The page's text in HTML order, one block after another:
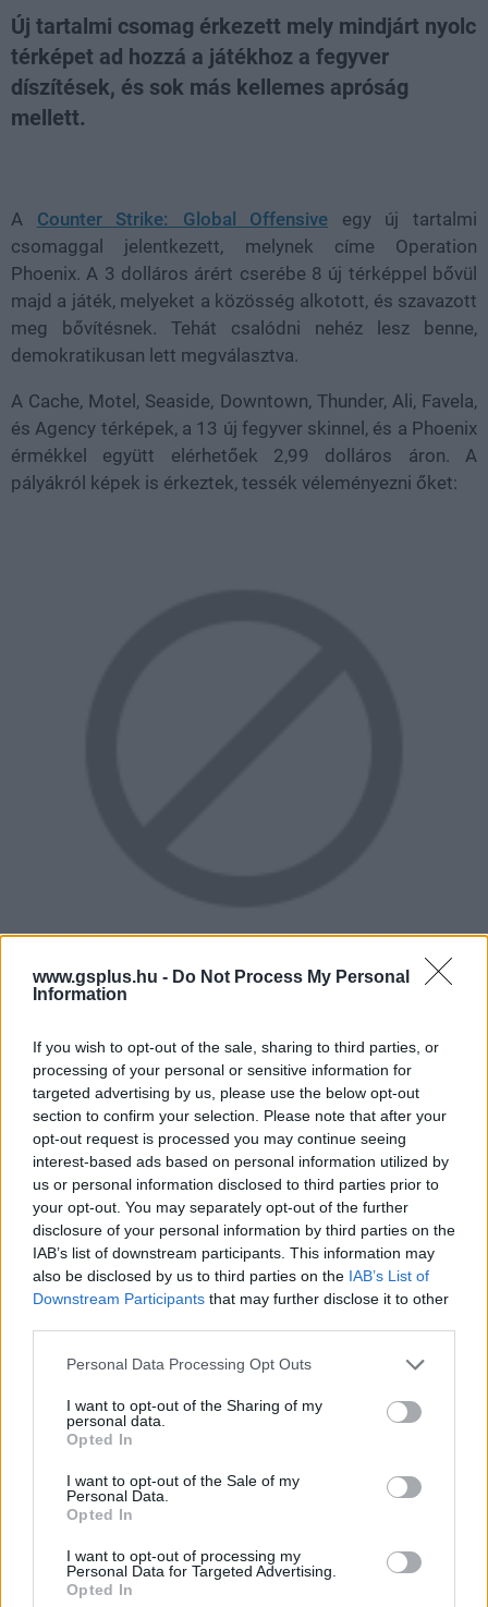
www.gsplus.hu - Do Not Process My Personal
Information
If you wish to opt-out of the sale, sharing to third parties, or
processing of your personal or sensitive information for
targeted advertising by us, please use the below opt-out
section to confirm your selection. Please note that after your
opt-out request is processed you may continue seeing
interest-based ads based on personal information utilized by
us or personal information disclosed to third parties prior to
your opt-out. You may separately opt-out of the further
disclosure of your personal information by third parties on the
IAB’s list of downstream participants. This information may
also be disclosed by us to third parties on the IAB’s List of
Downstream Participants that may further disclose it to other
Please note that this website/app uses one or more Google
not limited to your visit or usage behaviour. You may click to
grant or deny consent to Google and its third-party tags to
use your data for below specified purposes in below Google
consent section.
Personal Data Processing Opt Outs
I want to opt-out of the Sharing of my
personal data.
Opted In
I want to opt-out of the Sale of my
Personal Data.
Opted In
I want to opt-out of processing my
Personal Data for Targeted Advertising.
Opted In
Új tartalmi csomag érkezett mely mindjárt nyolc
térképet ad hozzá a játékhoz a fegyver
díszítések, és sok más kellemes apróság
mellett.
A Counter Strike: Global Offensive egy új tartalmi
csomaggal jelentkezett, melynek címe Operation
Phoenix. A 3 dolláros árért cserébe 8 új térképpel bővül
majd a játék, melyeket a közösség alkotott, és szavazott
meg bővítésnek. Tehát csalódni nehéz lesz benne,
demokratikusan lett megválasztva.
A Cache, Motel, Seaside, Downtown, Thunder, Ali, Favela,
és Agency térképek, a 13 új fegyver skinnel, és a Phoenix
érmékkel együtt elérhetőek 2,99 dolláros áron. A
pályákról képek is érkeztek, tessék véleményezni őket: